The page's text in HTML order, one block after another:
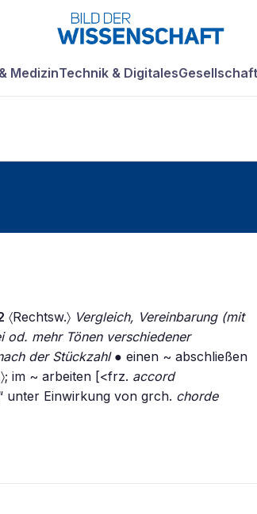
MedizinTechnik & Digitales
〈Rechtsw.〉 Vergleich, Vereinbarung (mit
od. mehr Tönen verschiedener
der Stückzahl● einen ~ abschließen
im ~ arbeiten [<frz. accord
unter Einwirkung von grch. chorde